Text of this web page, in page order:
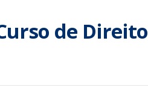
de Direito